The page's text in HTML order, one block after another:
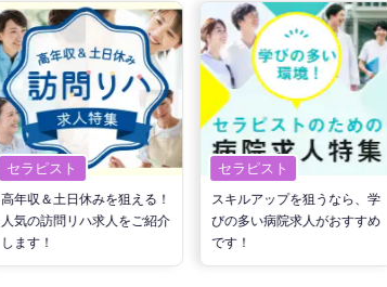
セラピスト
高年収＆土日休みを狙える！
人気の訪問リハ求人をご紹介
します！
セラピスト
スキルアップを狙うなら、学
びの多い病院求人がおすすめ
です！